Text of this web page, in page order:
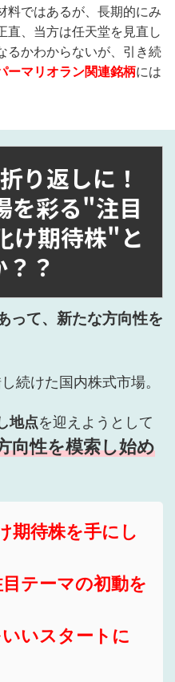
料ではあるが、長期的にみ
直、当方は任天堂を見直し
るかわからないが、引き続
ーマリオラン関連銘柄には
り返しに！
を彩る"注目
け期待株"と
？
って、新たな方向性を
続けた国内株式市場。
地点を迎えようとして
向性を模索し始め
期待株を手にし
テーマの初動を
いスタートに